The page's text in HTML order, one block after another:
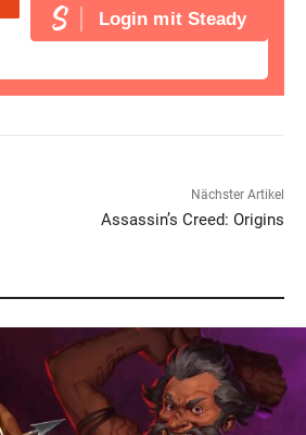
Login mit Steady
Nächster Artikel
Assassin’s Creed: Origins